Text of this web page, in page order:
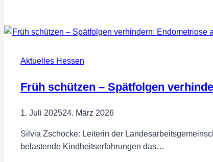
höhere
Klimakleber
Aktuelles Hessen
Früh schützen – Spätfolgen
1. Juli 202524. März 2026
Silvia Zschocke: Leiterin der
belastende Kindheitserfahrungen das…